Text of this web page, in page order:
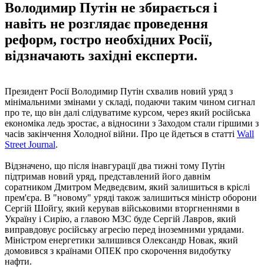
Володимир Путін не збирається і
навіть не розглядає проведення
реформ, гостро необхідних Росії,
відзначають західні експерти.
Президент Росії Володимир Путін схвалив новий уряд з
мінімальними змінами у складі, подаючи таким чином сигнал
про те, що він далі слідуватиме курсом, через який російська
економіка ледь зростає, а відносини з Заходом стали гіршими з
часів закінчення Холодної війни. Про це йдеться в статті Wall
Street Journal.
Відзначено, що після інавгурації два тижні тому Путін
підтримав новий уряд, представлений його давнім
соратником Дмитром Медведєвим, який залишиться в кріслі
прем'єра. В "новому" уряді також залишиться міністр оборони
Сергій Шойгу, який керував військовими вторгненнями в
Україну і Сирію, а главою МЗС буде Сергій Лавров, який
виправдовує російську агресію перед іноземними урядами.
Міністром енергетики залишився Олександр Новак, який
домовився з країнами ОПЕК про скорочення видобутку
нафти.